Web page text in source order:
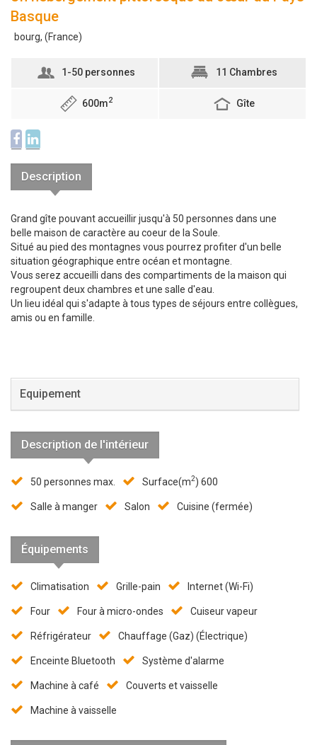
Basque
bourg, (France)
11 Chambres
1-50 personnes
Gîte
600m2
Description
Grand gîte pouvant accueillir jusqu'à 50 personnes dans une
belle maison de caractère au coeur de la Soule.
Situé au pied des montagnes vous pourrez profiter d'un belle
situation géographique entre océan et montagne.
Vous serez accueilli dans des compartiments de la maison qui
regroupent deux chambres et une salle d'eau.
Un lieu idéal qui s'adapte à tous types de séjours entre collègues,
amis ou en famille.
Equipement
Description de l'intérieur
50 personnes max. Surface(m2) 600
Salle à manger Salon Cuisine (fermée)
Équipements
Climatisation Grille-pain Internet (Wi-Fi)
Four Four à micro-ondes Cuiseur vapeur
Réfrigérateur Chauffage (Gaz) (Électrique)
Enceinte Bluetooth Système d'alarme
Machine à café Couverts et vaisselle
Machine à vaisselle